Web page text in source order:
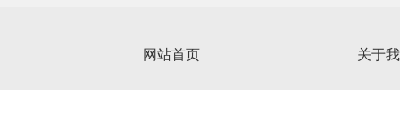
网站首页 关于